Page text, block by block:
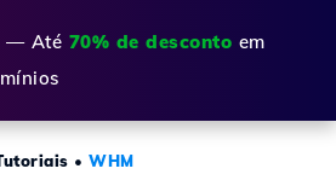
— Até 70% de desconto em
•WHM